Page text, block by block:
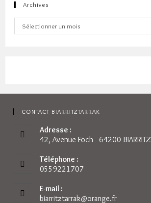
Archives
Archives
Sélectionner un mois
CONTACT BIARRITZTARRAK
Adresse :
42, Avenue Foch - 64200 BIARRITZ
Téléphone :
0559221707
E-mail :
biarritztarrak@orange.frS’ouvre